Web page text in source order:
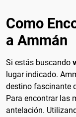
Como
a Ammán
Si estás buscando
lugar indicado.
destino fascinante
Para encontrar las
antelación.